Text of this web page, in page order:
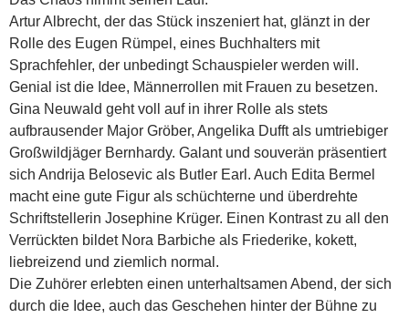
Artur Albrecht, der das Stück inszeniert hat, glänzt in der
Rolle des Eugen Rümpel, eines Buchhalters mit
Sprachfehler, der unbedingt Schauspieler werden will.
Genial ist die Idee, Männerrollen mit Frauen zu besetzen.
Gina Neuwald geht voll auf in ihrer Rolle als stets
aufbrausender Major Gröber, Angelika Dufft als umtriebiger
Großwildjäger Bernhardy. Galant und souverän präsentiert
sich Andrija Belosevic als Butler Earl. Auch Edita Bermel
macht eine gute Figur als schüchterne und überdrehte
Schriftstellerin Josephine Krüger. Einen Kontrast zu all den
Verrückten bildet Nora Barbiche als Friederike, kokett,
liebreizend und ziemlich normal.
Die Zuhörer erlebten einen unterhaltsamen Abend, der sich
durch die Idee, auch das Geschehen hinter der Bühne zu